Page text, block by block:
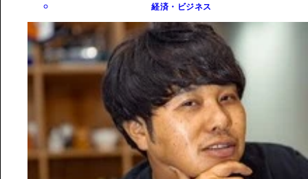
経済・ビジネス